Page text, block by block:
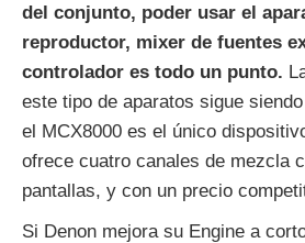
del conjunto, poder usar el
reproductor, mixer de fuentes
controlador es todo un punto.
este tipo de aparatos sigue
el MCX8000 es el único
ofrece cuatro canales de mezcla
pantallas, y con un precio
Si Denon mejora su Engine a